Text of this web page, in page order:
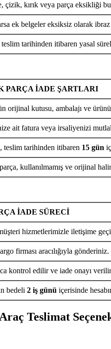
çizik, kırık veya parça eksikliği
ek belgeler eksiksiz olarak
tarihinden itibaren yasal
PARÇA İADE ŞARTLARI
orijinal kutusu, ambalajı ve
ait fatura veya irsaliyenizi
teslim tarihinden itibaren 15 gün
kullanılmamış ve orijinal
İADE SÜRECİ
hizmetlerimizle iletişime
firması aracılığıyla gönderiniz.
kontrol edilir ve iade onayı
bedeli 2 iş günü içerisinde
Teslimat